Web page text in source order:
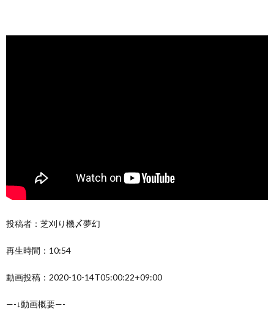
投稿者：芝刈り機〆夢幻
再生時間：10:54
動画投稿：2020-10-14T05:00:22+09:00
—-↓動画概要—-